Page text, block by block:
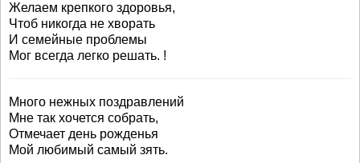
Желаем крепкого здоровья,
Чтоб никогда не хворать
И семейные проблемы
Мог всегда легко решать. !
Много нежных поздравлений
Мне так хочется собрать,
Отмечает день рожденья
Мой любимый самый зять.